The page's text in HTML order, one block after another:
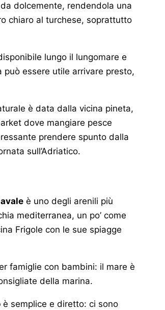
dolcemente, rendendola una
chiaro al turchese, soprattutto
lungo il lungomare e
essere utile arrivare presto,
è data dalla vicina pineta,
dove mangiare pesce
prendere spunto dalla
sull’Adriatico.
è uno degli arenili più
mediterranea, un po’ come
Frigole con le sue spiagge
famiglie con bambini: il mare è
della marina.
è semplice e diretto: ci sono